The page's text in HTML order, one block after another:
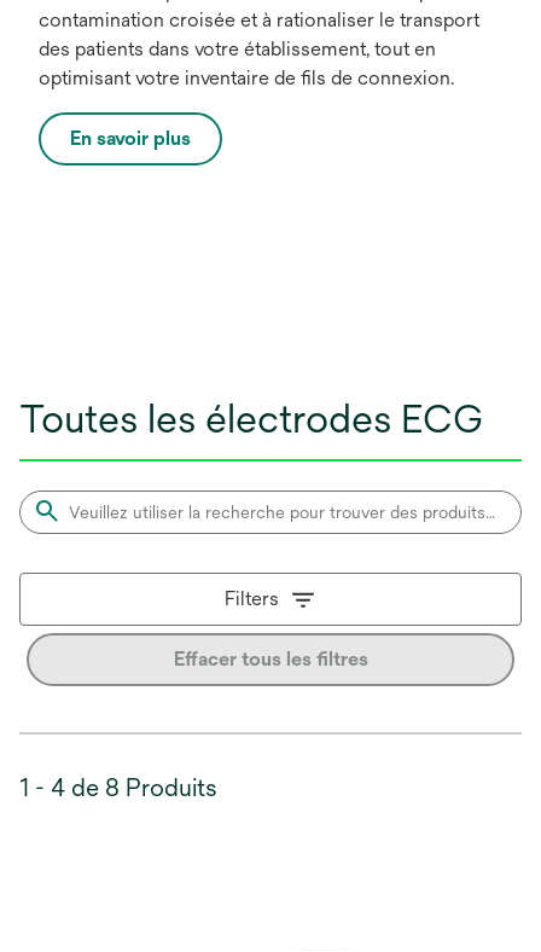
contamination croisée et à rationaliser le transport
des patients dans votre établissement, tout en
optimisant votre inventaire de fils de connexion.
En savoir plus
Toutes les électrodes ECG
Filters
Effacer tous les filtres
1 - 4 de 8 Produits